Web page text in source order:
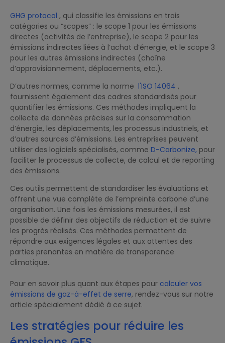
GHG protocol , qui classifie les émissions en trois
catégories ou “scopes” : le scope 1 pour les émissions
directes (activités de l’entreprise), le scope 2 pour les
émissions indirectes liées à l’achat d’énergie, et le scope 3
pour les autres émissions indirectes (chaîne
d’approvisionnement, déplacements, etc.).
D’autres normes, comme la norme l'ISO 14064 ,
fournissent également des cadres standardisés pour
quantifier les émissions. Ces méthodes impliquent la
collecte de données précises sur la consommation
d’énergie, les déplacements, les processus industriels, et
d’autres sources d’émissions. Les entreprises peuvent
utiliser des logiciels spécialisés, comme D-Carbonize, pour
faciliter le processus de collecte, de calcul et de reporting
des émissions.
Ces outils permettent de standardiser les évaluations et
offrent une vue complète de l’empreinte carbone d’une
organisation. Une fois les émissions mesurées, il est
possible de définir des objectifs de réduction et de suivre
les progrès réalisés. Ces méthodes permettent de
répondre aux exigences légales et aux attentes des
parties prenantes en matière de transparence
climatique.
Pour en savoir plus quant aux étapes pour calculer vos
émissions de gaz-à-effet de serre, rendez-vous sur notre
article spécialement dédié à ce sujet.
Les stratégies pour réduire les